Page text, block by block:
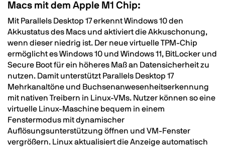
Macs mit dem Apple M1 Chip:
Mit Parallels Desktop 17 erkennt Windows 10 den
Akkustatus des Macs und aktiviert die Akkuschonung,
wenn dieser niedrig ist. Der neue virtuelle TPM-Chip
ermöglicht es Windows 10 und Windows 11, BitLocker und
Secure Boot für ein höheres Maß an Datensicherheit zu
nutzen. Damit unterstützt Parallels Desktop 17
Mehrkanaltöne und Buchsenanwesenheitserkennung
mit nativen Treibern in Linux-VMs. Nutzer können so eine
virtuelle Linux-Maschine bequem in einem
Fenstermodus mit dynamischer
Auflösungsunterstützung öffnen und VM-Fenster
vergrößern. Linux aktualisiert die Anzeige automatisch